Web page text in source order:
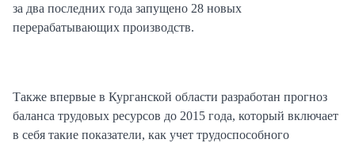
за два последних года запущено 28 новых
перерабатывающих производств.
Также впервые в Курганской области разработан прогноз
баланса трудовых ресурсов до 2015 года, который включает
в себя такие показатели, как учет трудоспособного